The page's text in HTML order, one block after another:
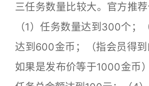
三任务数量比较大。官方推荐
（1）任务数量达到300个；
达到600金币；（指会员得到
如果是发布价等于1000金币